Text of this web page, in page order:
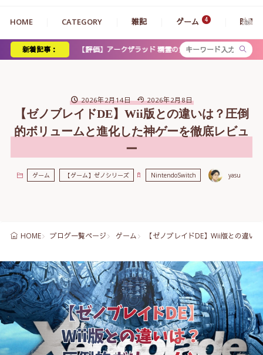
HOME CATEGORY 雑記 ゲーム 映画
新着記事：
評価】アークザラッド 精霊の黄昏 レビュー｜賛否両論の意欲作が描く人間と魔
2026年2月14日 2026年2月8日
【ゼノブレイドDE】Wii版との違いは？圧倒
的ボリュームと進化した神ゲーを徹底レビュ
ー
ゲーム 【ゲーム】ゼノシリーズ NintendoSwitch yasu
HOME ブログ一覧ページ ゲーム 【ゼノブレイドDE】Wii版との違